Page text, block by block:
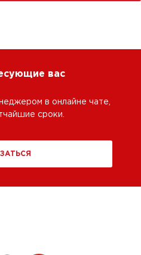
вас
в онлайне чате,
сроки.